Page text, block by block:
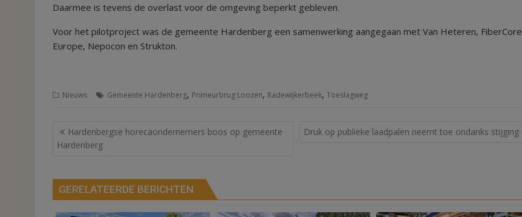
Daarmee is tevens de overlast voor de omgeving beperkt gebleven.
Voor het pilotproject was de gemeente Hardenberg een samenwerking aangegaan met Van Heteren, FiberCore
Europe, Nepocon en Strukton.
Nieuws Gemeente Hardenberg, Primeurbrug Loozen, Radewijkerbeek, Toeslagweg
Bericht
navigatie
Hardenbergse horecaondernemers boos op gemeente
Hardenberg
Druk op publieke laadpalen neemt toe ondanks stijging
GERELATEERDE BERICHTEN